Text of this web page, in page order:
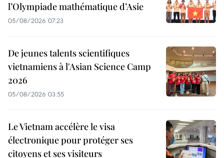
l’Olympiade mathématique d’Asie
05/08/2026 07:23
De jeunes talents scientifiques
vietnamiens à l'Asian Science Camp
2026
05/08/2026 03:55
Le Vietnam accélère le visa
électronique pour protéger ses
citoyens et ses visiteurs